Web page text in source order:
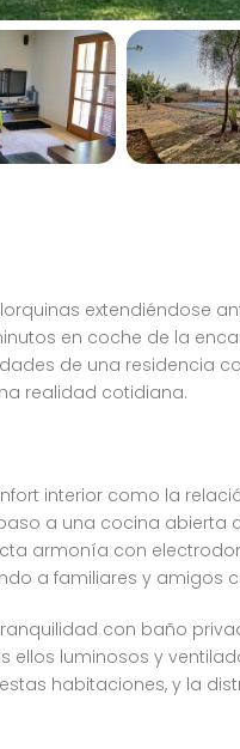
extendiéndose
en coche de la
de una residencia
realidad cotidiana.
interior como la
a una cocina abierta
armonía con
a familiares y amigos
con baño
luminosos y
habitaciones, y la